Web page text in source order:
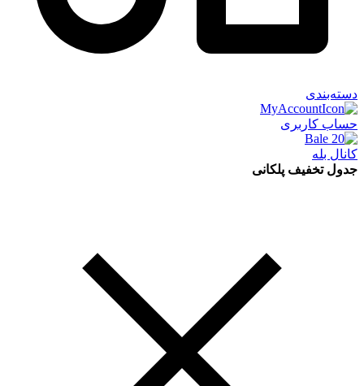
دسته‌بندی
حساب کاربری
کانال بله
جدول تخفیف پلکانی